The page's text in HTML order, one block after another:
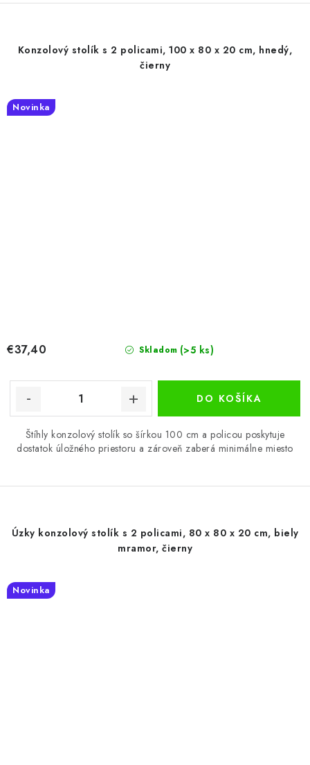
Konzolový stolík s 2 policami, 100 x 80 x 20 cm, hnedý,
čierny
Novinka
Skladom (>5 ks)
€37,40
DO KOŠÍKA
Štíhly konzolový stolík so šírkou 100 cm a policou poskytuje
dostatok úložného priestoru a zároveň zaberá minimálne miesto
Úzky konzolový stolík s 2 policami, 80 x 80 x 20 cm, biely
mramor, čierny
Novinka